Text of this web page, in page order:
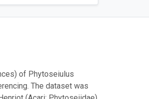
of Phytoseiulus
The dataset was